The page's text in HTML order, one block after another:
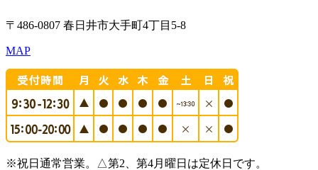
〒486-0807 春日井市大手町4丁目5-8
MAP
※祝日通常営業。△第2、第4月曜日は定休日です。